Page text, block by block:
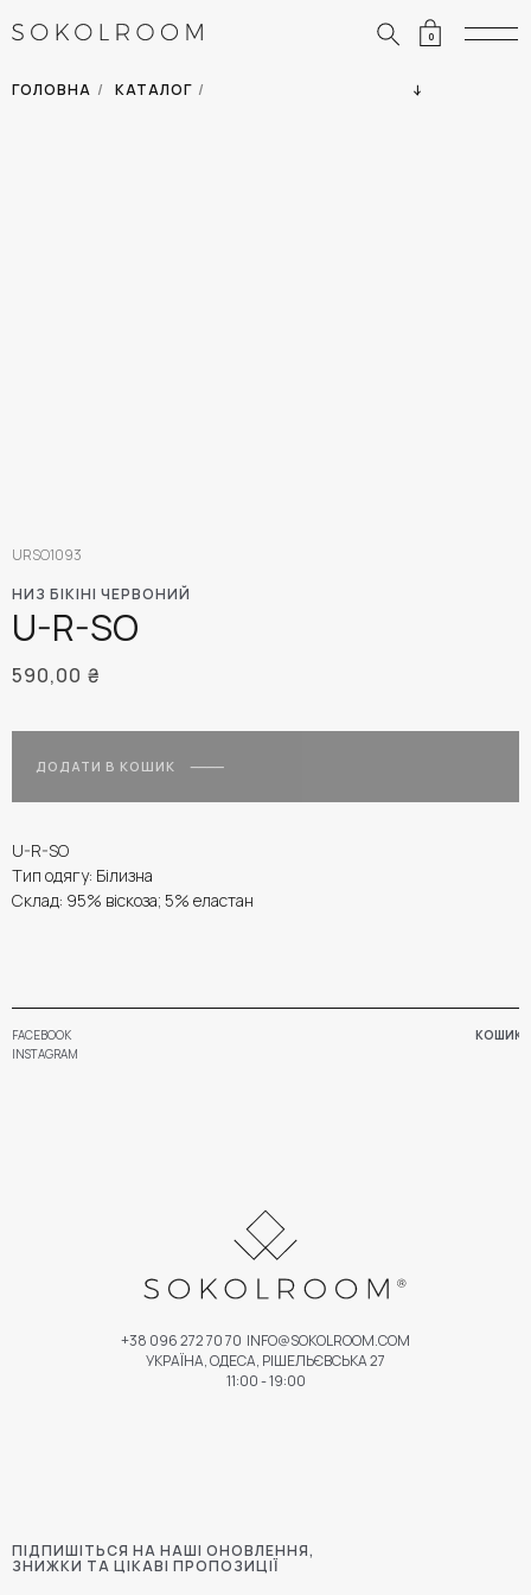
0
ГОЛОВНА / КАТАЛОГ /
НИЗ БІКІНІ ЧЕРВОНИЙ
U-R-SO
URSO1093
590,00 ₴
ДОДАТИ В КОШИК
U-R-SO
Тип одягу: Білизна
Склад: 95% віскоза; 5% еластан
FACEBOOK КОШИК
ПІДПИШІТЬСЯ НА НАШІ ОНОВЛЕННЯ,
ЗНИЖКИ ТА ЦІКАВІ ПРОПОЗИЦІЇ
+38 096 272 70 70 INFO@SOKOLROOM.COM
УКРАЇНА, ОДЕСА, РІШЕЛЬЄВСЬКА 27
11:00 - 19:00
INSTAGRAM